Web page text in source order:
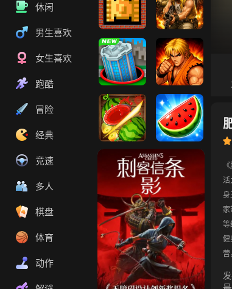
休闲
男生喜欢
女生喜欢
跑酷
冒险
经典
竞速
多人
棋盘
体育
动作
坦克大战 合金弹头3
黑洞大乱斗 拳皇98
切水果3D版 果蔬连连看
活
等
健
营